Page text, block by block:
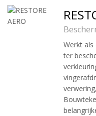
Werkt als
ter